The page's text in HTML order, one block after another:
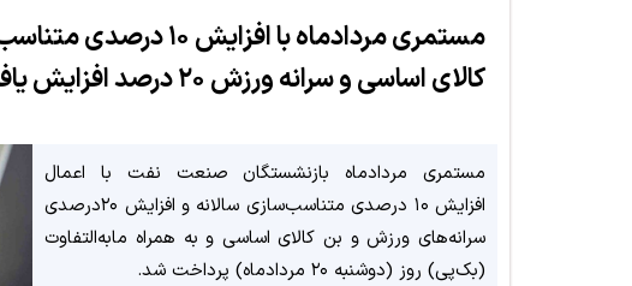
مستمری مردادماه با
کالای اساسی و سرانه ورزش ۲۰ درصد افزایش یافت
مستمری مردادماه بازنشستگان صنعت نفت با اعمال
افزایش ۱۰ درصدی متناسب‌سازی سالانه و افزایش ۲۰درصدی
سرانه‌های ورزش و بن کالای اساسی و به همراه مابه‌التفاوت
(بک‌پی) روز (دوشنبه ۲۰ مردادماه) پرداخت شد.